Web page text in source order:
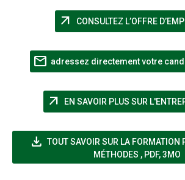
arrow_outward CONSULTEZ L’OFFRE
mail adressez directement votre
arrow_outward EN SAVOIR PLUS SUR
file_download TOUT SAVOIR SUR LA FORMATION
MÉTHODES , PDF, 3MO